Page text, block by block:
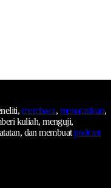
membaca, menarasikan,
kuliah, menguji,
dan membuatpodcast